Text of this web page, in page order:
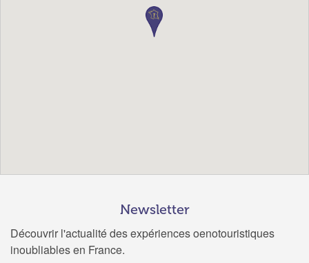
Newsletter
Découvrir l'actualité des expériences oenotouristiques
inoubliables en France.